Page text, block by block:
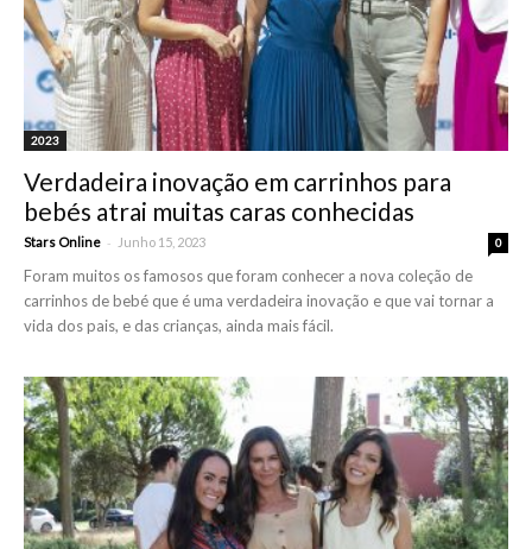
2023
Verdadeira inovação em carrinhos para
bebés atrai muitas caras conhecidas
Stars Online - Junho 15, 2023 0
Foram muitos os famosos que foram conhecer a nova coleção de
carrinhos de bebé que é uma verdadeira inovação e que vai tornar a
vida dos pais, e das crianças, ainda mais fácil.